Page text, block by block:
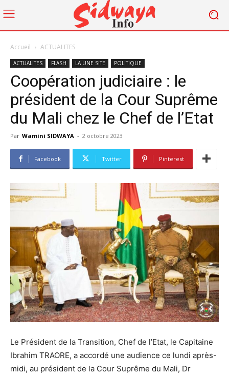
Accueil ACTUALITES
ACTUALITES FLASH LA UNE SITE POLITIQUE
Coopération judiciaire : le
président de la Cour Suprême
du Mali chez le Chef de l’Etat
Par Wamini SIDWAYA - 2 octobre 2023
Facebook Twitter Pinterest
Le Président de la Transition, Chef de l’Etat, le Capitaine
Ibrahim TRAORE, a accordé une audience ce lundi après-
midi, au président de la Cour Suprême du Mali, Dr